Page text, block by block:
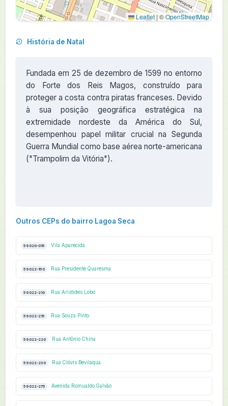
Leaflet|©OpenStreetMap
História de Natal
Fundada em 25 de dezembro de 1599 no entorno
do Forte dos Reis Magos, construído para
proteger a costa contra piratas franceses. Devido
à sua posição geográfica estratégica na
extremidade nordeste da América do Sul,
desempenhou papel militar crucial na Segunda
Guerra Mundial como base aérea norte-americana
("Trampolim da Vitória").
Outros CEPs do bairro Lagoa Seca
59020-015 Vila Aparecida
59022-150 Rua Presidente Quaresma
59022-210 Rua Aristides Lobo
59022-215 Rua Souza Pinto
59022-220 Rua Antônio China
59022-230 Rua Clóvis Beviláqua
59022-275 Avenida Romualdo Galvão